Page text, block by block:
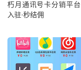
朽月通讯号卡分销平
入驻·秒结佣